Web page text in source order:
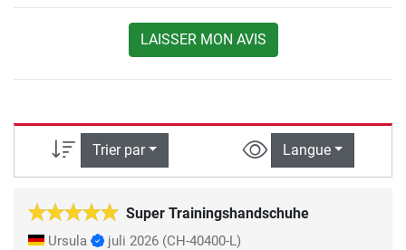
LAISSER MON AVIS
Trier par Langue
Super Trainingshandschuhe
Ursula juli 2026 (CH-40400-L)